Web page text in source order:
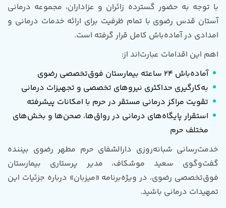
با توجه به حضور گسترده زائران و عزاداران، مجموعه درمانی
آستان قدس رضوی با تمام ظرفیت برای ارائه خدمات درمانی و
امدادی در آماده‌باش کامل قرار گرفته است.
اهم این اقدامات عبارت‌اند از:
آماده‌باش 24 ساعته بیمارستان فوق‌تخصصی رضوی
به‌کارگیری حداکثری نیروهای تخصصی و تجهیزات درمانی
تقویت مراکز درمانی مستقر در حرم با امکانات پیشرفته
استقرار پایگاه‌های درمانی در رواق‌ها، صحن‌ها و بخش‌های
مختلف حرم
خدمت‌رسانی شبانه‌روزی دارالشفای حرم مطهر رضوی بیننده
گفت‌وگوی سعید موشکاف، مدیر پرستاری بیمارستان
فوق‌تخصصی رضوی، در ویژه‌برنامه «میزبان» درباره جزئیات این
تمهیدات درمانی باشید.